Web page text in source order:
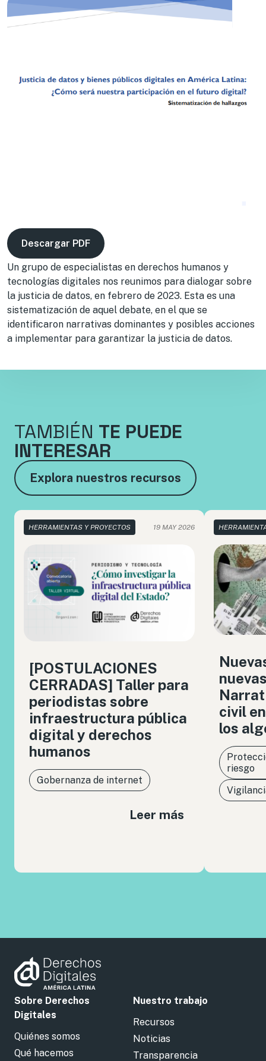
Descargar PDF
Un grupo de especialistas en derechos humanos y
tecnologías digitales nos reunimos para dialogar sobre
la justicia de datos, en febrero de 2023. Esta es una
sistematización de aquel debate, en el que se
identificaron narrativas dominantes y posibles acciones
a implementar para garantizar la justicia de datos.
TAMBIÉN TE PUEDE
INTERESAR
Explora nuestros recursos
HERRAMIENTAS Y PROYECTOS 19 MAY 2026
[POSTULACIONES
CERRADAS] Taller para
periodistas sobre
infraestructura pública
digital y derechos
humanos
Gobernanza de internet
Leer más
civil
los
riesgo
Sobre Derechos
Digitales
Quiénes somos
Qué hacemos
Nuestro trabajo
Recursos
Noticias
Transparencia